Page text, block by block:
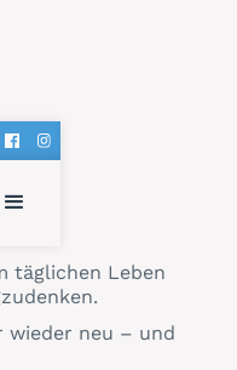
täglichen Leben
wieder neu – und